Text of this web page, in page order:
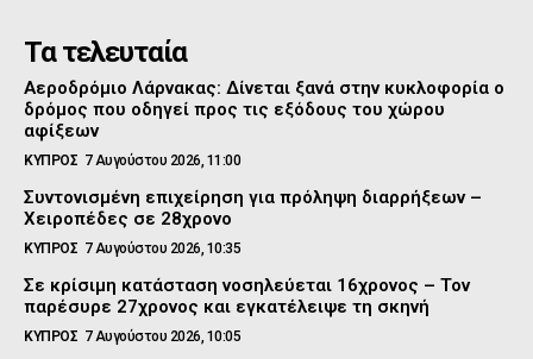
Τα τελευταία
Αεροδρόμιο Λάρνακας: Δίνεται ξανά στην κυκλοφορία ο
δρόμος που οδηγεί προς τις εξόδους του χώρου
αφίξεων
ΚΥΠΡΟΣ 7 Αυγούστου 2026, 11:00
Συντονισμένη επιχείρηση για πρόληψη διαρρήξεων –
Χειροπέδες σε 28χρονο
ΚΥΠΡΟΣ 7 Αυγούστου 2026, 10:35
Σε κρίσιμη κατάσταση νοσηλεύεται 16χρονος – Τον
παρέσυρε 27χρονος και εγκατέλειψε τη σκηνή
ΚΥΠΡΟΣ 7 Αυγούστου 2026, 10:05